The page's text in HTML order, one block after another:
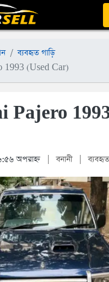
ব্যবহৃত গাড়ি
1993 (Used Car)
Pajero
অপরাহ্ন বনানী